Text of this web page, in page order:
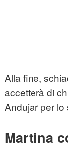
Alla fine,
accetterà di
Andujar per lo
Martina